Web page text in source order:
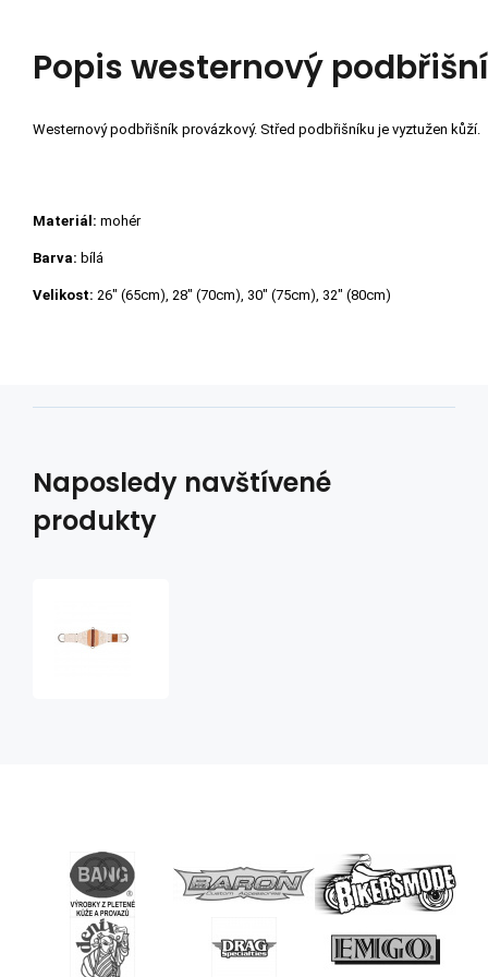
Popiswesternový
Westernový podbřišník provázkový. Střed podbřišníku je vyztužen kůží.
Materiál: mohér
Barva: bílá
Velikost: 26" (65cm), 28" (70cm), 30" (75cm), 32" (80cm)
Naposledy navštívené
produkty